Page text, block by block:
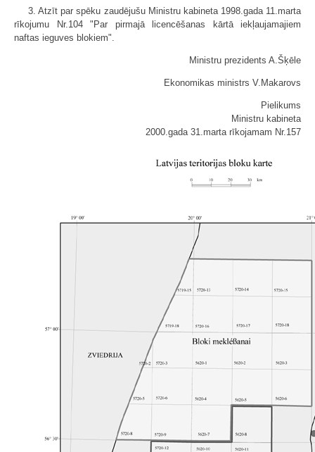
3. Atzīt par spēku zaudējušu Ministru kabineta 1998.gada 11.marta
rīkojumu Nr.104 "Par pirmajā licencēšanas kārtā iekļaujamajiem
naftas ieguves blokiem".
Ministru prezidents A.Šķēle
Ekonomikas ministrs V.Makarovs
Pielikums
Ministru kabineta
2000.gada 31.marta rīkojamam Nr.157